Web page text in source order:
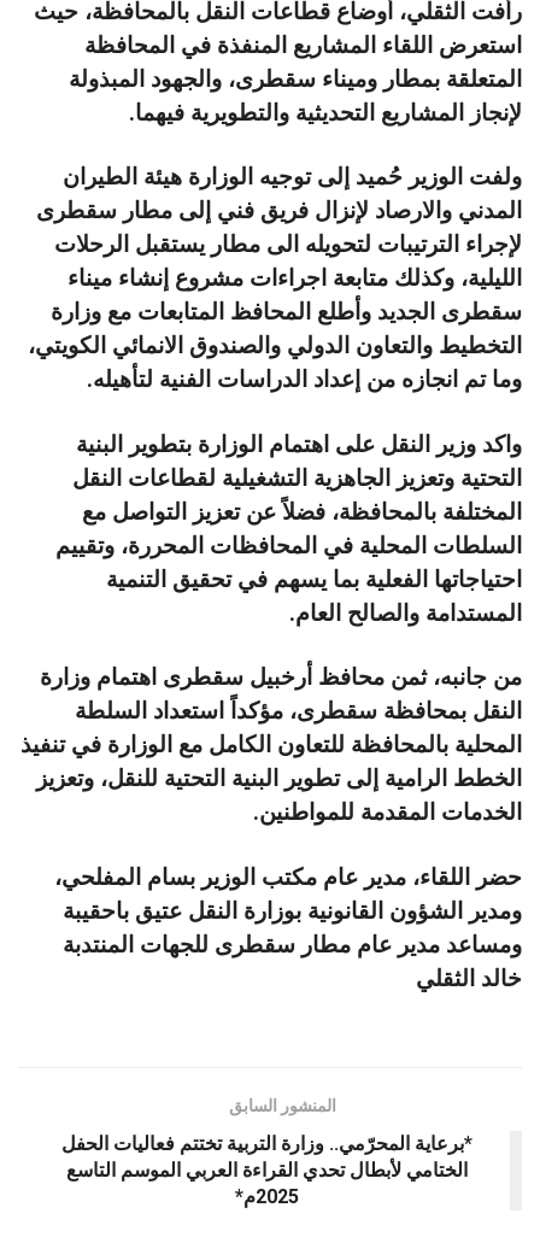
رأفت الثقلي، أوضاع قطاعات النقل بالمحافظة، حيث
استعرض اللقاء المشاريع المنفذة في المحافظة
المتعلقة بمطار وميناء سقطرى، والجهود المبذولة
لإنجاز المشاريع التحديثية والتطويرية فيهما.
ولفت الوزير حُميد إلى توجيه الوزارة هيئة الطيران
المدني والارصاد لإنزال فريق فني إلى مطار سقطرى
لإجراء الترتيبات لتحويله الى مطار يستقبل الرحلات
الليلية، وكذلك متابعة اجراءات مشروع إنشاء ميناء
سقطرى الجديد وأطلع المحافظ المتابعات مع وزارة
التخطيط والتعاون الدولي والصندوق الانمائي الكويتي،
وما تم انجازه من إعداد الدراسات الفنية لتأهيله.
واكد وزير النقل على اهتمام الوزارة بتطوير البنية
التحتية وتعزيز الجاهزية التشغيلية لقطاعات النقل
المختلفة بالمحافظة، فضلاً عن تعزيز التواصل مع
السلطات المحلية في المحافظات المحررة، وتقييم
احتياجاتها الفعلية بما يسهم في تحقيق التنمية
المستدامة والصالح العام.
من جانبه، ثمن محافظ أرخبيل سقطرى اهتمام وزارة
النقل بمحافظة سقطرى، مؤكداً استعداد السلطة
المحلية بالمحافظة للتعاون الكامل مع الوزارة في تنفيذ
الخطط الرامية إلى تطوير البنية التحتية للنقل، وتعزيز
الخدمات المقدمة للمواطنين.
حضر اللقاء، مدير عام مكتب الوزير بسام المفلحي،
ومدير الشؤون القانونية بوزارة النقل عتيق باحقيبة
ومساعد مدير عام مطار سقطرى للجهات المنتدبة
خالد الثقلي
المنشور السابق
*برعاية المحرّمي.. وزارة التربية تختتم فعاليات الحفل
الختامي لأبطال تحدي القراءة العربي الموسم التاسع
2025م*